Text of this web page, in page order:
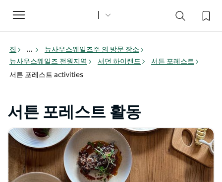
Toggle
navigation
집 ...
뉴사우스웨일즈주 의 방문 장소
뉴사우스웨일즈 전원지역
서던 하이랜드
서튼 포레스트
서튼 포레스트 activities
서튼 포레스트 활동